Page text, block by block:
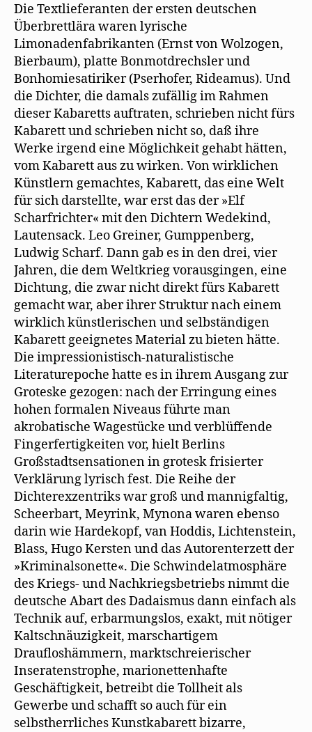
Die Textlieferanten der ersten deutschen
Überbrettlära waren lyrische
Limonadenfabrikanten (Ernst von Wolzogen,
Bierbaum), platte Bonmotdrechsler und
Bonhomiesatiriker (Pserhofer, Rideamus). Und
die Dichter, die damals zufällig im Rahmen
dieser Kabaretts auftraten, schrieben nicht fürs
Kabarett und schrieben nicht so, daß ihre
Werke irgend eine Möglichkeit gehabt hätten,
vom Kabarett aus zu wirken. Von wirklichen
Künstlern gemachtes, Kabarett, das eine Welt
für sich darstellte, war erst das der »Elf
Scharfrichter« mit den Dichtern Wedekind,
Lautensack. Leo Greiner, Gumppenberg,
Ludwig Scharf. Dann gab es in den drei, vier
Jahren, die dem Weltkrieg vorausgingen, eine
Dichtung, die zwar nicht direkt fürs Kabarett
gemacht war, aber ihrer Struktur nach einem
wirklich künstlerischen und selbständigen
Kabarett geeignetes Material zu bieten hätte.
Die impressionistisch-naturalistische
Literaturepoche hatte es in ihrem Ausgang zur
Groteske gezogen: nach der Erringung eines
hohen formalen Niveaus führte man
akrobatische Wagestücke und verblüffende
Fingerfertigkeiten vor, hielt Berlins
Großstadtsensationen in grotesk frisierter
Verklärung lyrisch fest. Die Reihe der
Dichterexzentriks war groß und mannigfaltig,
Scheerbart, Meyrink, Mynona waren ebenso
darin wie Hardekopf, van Hoddis, Lichtenstein,
Blass, Hugo Kersten und das Autorenterzett der
»Kriminalsonette«. Die Schwindelatmosphäre
des Kriegs- und Nachkriegsbetriebs nimmt die
deutsche Abart des Dadaismus dann einfach als
Technik auf, erbarmungslos, exakt, mit nötiger
Kaltschnäuzigkeit, marschartigem
Draufloshämmern, marktschreierischer
Inseratenstrophe, marionettenhafte
Geschäftigkeit, betreibt die Tollheit als
Gewerbe und schafft so auch für ein
selbstherrliches Kunstkabarett bizarre,